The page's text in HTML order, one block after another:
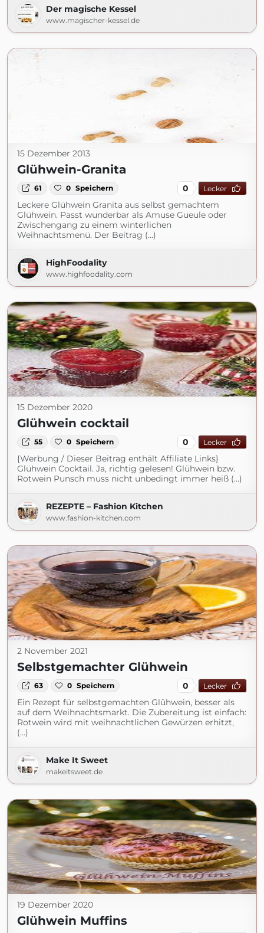
Der magische Kessel
www.magischer-kessel.de
15 Dezember 2013
Glühwein-Granita
61 0 Speichern 0 Lecker
Leckere Glühwein Granita aus selbst gemachtem
Glühwein. Passt wunderbar als Amuse Gueule oder
Zwischengang zu einem winterlichen
Weihnachtsmenü. Der Beitrag (...)
HighFoodality
www.highfoodality.com
15 Dezember 2020
Glühwein cocktail
55 0 Speichern 0 Lecker
{Werbung / Dieser Beitrag enthält Affiliate Links}
Glühwein Cocktail. Ja, richtig gelesen! Glühwein bzw.
Rotwein Punsch muss nicht unbedingt immer heiß (...)
REZEPTE – Fashion Kitchen
www.fashion-kitchen.com
2 November 2021
Selbstgemachter Glühwein
63 0 Speichern 0 Lecker
Ein Rezept für selbstgemachten Glühwein, besser als
auf dem Weihnachtsmarkt. Die Zubereitung ist einfach:
Rotwein wird mit weihnachtlichen Gewürzen erhitzt,
(...)
Make It Sweet
makeitsweet.de
19 Dezember 2020
Glühwein Muffins